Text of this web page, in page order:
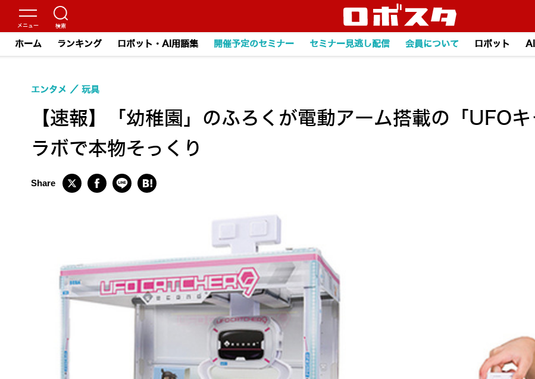
ホーム ランキング ロボット・AI用語集 開催予定のセミナー セミナー見逃し配信 会員について ロボット AI
【速報】「幼稚園」のふろくが電動アーム搭載の「UFO
ラボで本物そっくり
エンタメ 玩具